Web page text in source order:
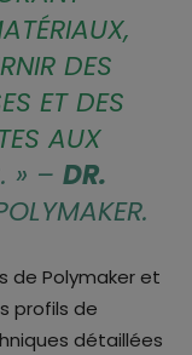
DES
ET DES
AUX
. » – DR.
de Polymaker et
profils de
détaillées